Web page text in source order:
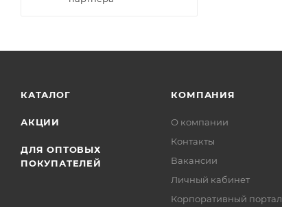
КАТАЛОГ
АКЦИИ
ДЛЯ ОПТОВЫХ
ПОКУПАТЕЛЕЙ
КОМПАНИЯ
О компании
Контакты
Вакансии
Личный кабинет
Корпоративный портал